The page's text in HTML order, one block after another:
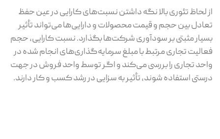
از لحاظ تئوری بالا نگه داشتن نسبت‌های کارایی در عین حفظ
تعادل بین حجم و قیمت محصولات و دارایی‌ها می‌تواند تأثیر
بسیار مثبتی بر سودآوری شرکت‌ها بگذارد. نسبت کارایی، حجم
فعالیت تجاری مرتبط با مبلغ سرمایه‌گذاری‌های انجام شده در
واحد تجاری را بررسی می‌کند و اگر توسط واحد فروش در جهت
درستی استفاده شوند، تأثیر به سزایی در رشد کسب و کار دارند.